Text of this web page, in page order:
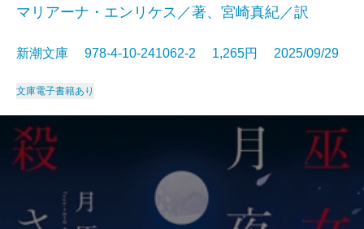
マリアーナ・エンリケス／著、宮崎真紀／訳
新潮文庫 978-4-10-241062-2 1,265円 2025/09/29
文庫電子書籍あり